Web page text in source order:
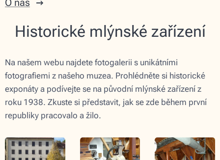
O nás
Historické mlýnské zařízení
Na našem webu najdete fotogalerii s unikátními
fotografiemi z našeho muzea. Prohlédněte si historické
exponáty a podívejte se na původní mlýnské zařízení z
roku 1938. Zkuste si představit, jak se zde během první
republiky pracovalo a žilo.